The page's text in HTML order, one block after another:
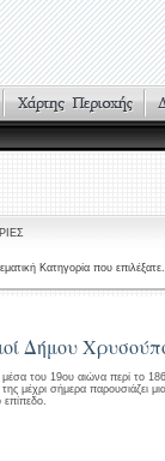
Κατηγορία που επιλέξατε.
Δήμου
του 19ου αιώνα περί το
μέχρι σήμερα παρουσιάζει
επίπεδο.